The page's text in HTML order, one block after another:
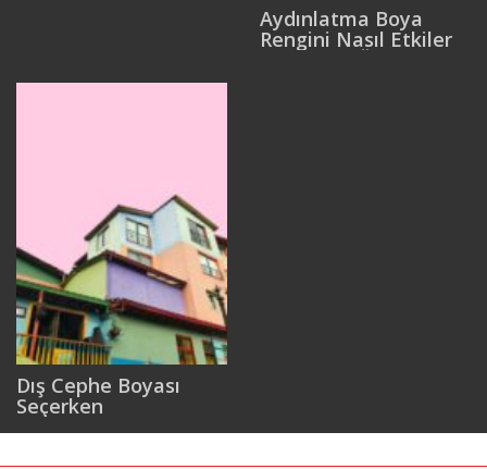
Aydınlatma Boya
Rengini Nasıl Etkiler
Dış Cephe Boyası
Seçerken